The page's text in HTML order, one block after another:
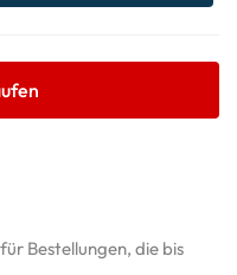
für Bestellungen, die bis